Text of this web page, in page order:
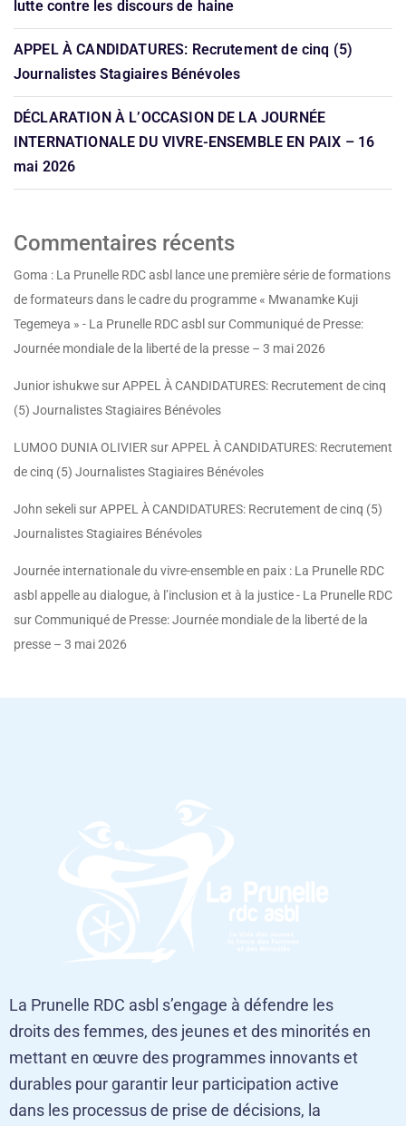
lutte contre les discours de haine
APPEL À CANDIDATURES: Recrutement de cinq (5)
Journalistes Stagiaires Bénévoles
DÉCLARATION À L’OCCASION DE LA JOURNÉE
INTERNATIONALE DU VIVRE-ENSEMBLE EN PAIX – 16
mai 2026
Commentaires récents
Goma : La Prunelle RDC asbl lance une première série de formations
de formateurs dans le cadre du programme « Mwanamke Kuji
Tegemeya » - La Prunelle RDC asbl surCommuniqué de Presse:
Journée mondiale de la liberté de la presse – 3 mai 2026
Junior ishukwe surAPPEL À CANDIDATURES: Recrutement de cinq
(5) Journalistes Stagiaires Bénévoles
LUMOO DUNIA OLIVIER surAPPEL À CANDIDATURES: Recrutement
de cinq (5) Journalistes Stagiaires Bénévoles
John sekeli surAPPEL À CANDIDATURES: Recrutement de cinq (5)
Journalistes Stagiaires Bénévoles
Journée internationale du vivre-ensemble en paix : La Prunelle RDC
asbl appelle au dialogue, à l’inclusion et à la justice - La Prunelle RDC
surCommuniqué de Presse: Journée mondiale de la liberté de la
presse – 3 mai 2026
La Prunelle RDC asbl s’engage à défendre les
droits des femmes, des jeunes et des minorités en
mettant en œuvre des programmes innovants et
durables pour garantir leur participation active
dans les processus de prise de décisions, la